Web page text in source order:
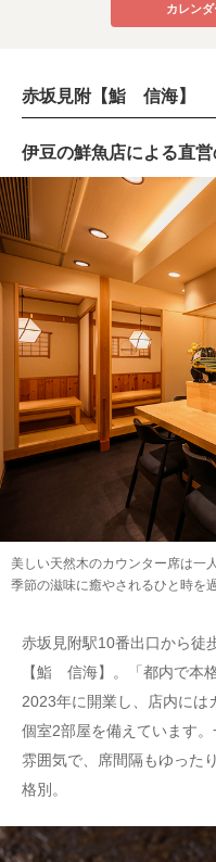
カレン
赤坂見附【鮨 信海】
伊豆の鮮魚店による直
美しい天然木のカウンター席は一
季節の滋味に癒やされるひと時を
赤坂見附駅10番出口から徒
【鮨 信海】。「都内で本
2023年に開業し、店内には
個室2部屋を備えています
雰囲気で、席間隔もゆった
格別。